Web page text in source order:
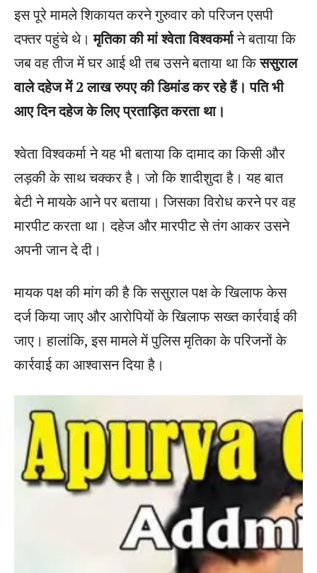
इस पूरे मामले शिकायत करने गुरुवार को परिजन एसपी
दफ्तर पहुंचे थे।मृतिका की मां श्वेता विश्वकर्माने बताया कि
जब वह तीज में घर आई थी तब उसने बताया था किससुराल
वाले दहेज में 2 लाख रुपए की डिमांड कर रहे हैं। पति भी
आए दिन दहेज के लिए प्रताड़ित करता था।
श्वेता विश्वकर्मा ने यह भी बताया कि दामाद का किसी और
लड़की के साथ चक्कर है। जो कि शादीशुदा है। यह बात
बेटी ने मायके आने पर बताया। जिसका विरोध करने पर वह
मारपीट करता था। दहेज और मारपीट से तंग आकर उसने
अपनी जान दे दी।
मायक पक्ष की मांग की है कि ससुराल पक्ष के खिलाफ केस
दर्ज किया जाए और आरोपियों के खिलाफ सख्त कार्रवाई की
जाए। हालांकि, इस मामले में पुलिस मृतिका के परिजनों के
कार्रवाई का आश्वासन दिया है।